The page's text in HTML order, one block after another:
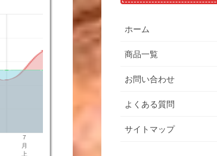
7
月
上
ホーム
商品一覧
お問い合わせ
よくある質問
サイトマップ